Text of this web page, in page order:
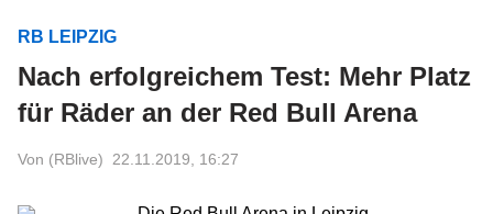
RB LEIPZIG
Nach erfolgreichem Test: Mehr Platz
für Räder an der Red Bull Arena
Von (RBlive) 22.11.2019, 16:27